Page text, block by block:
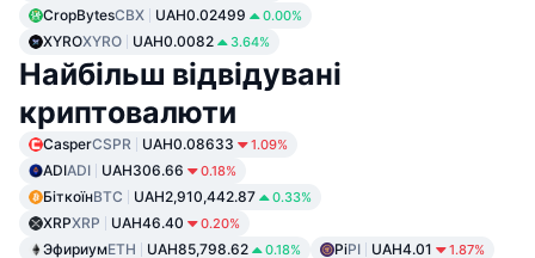
CropBytesCBX UAH0.02499 0.00%
XYROXYRO UAH0.0082 3.64%
Найбільш відвідувані
криптовалюти
CasperCSPR UAH0.08633 1.09%
ADIADI UAH306.66 0.18%
БіткоїнBTC UAH2,910,442.87 0.33%
XRPXRP UAH46.40 0.20%
ЭфириумETH UAH85,798.62 0.18% PiPI UAH4.01 1.87%